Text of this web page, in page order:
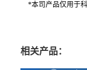
*本司产品仅用于
相关产品：